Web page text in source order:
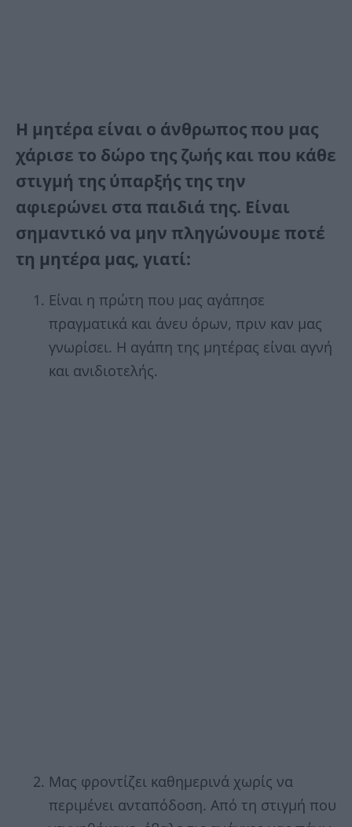
Η μητέρα είναι ο άνθρωπος που μας
χάρισε το δώρο της ζωής και που κάθε
στιγμή της ύπαρξής της την
αφιερώνει στα παιδιά της. Είναι
σημαντικό να μην πληγώνουμε ποτέ
τη μητέρα μας, γιατί:
Είναι η πρώτη που μας αγάπησε
πραγματικά και άνευ όρων, πριν καν μας
γνωρίσει. Η αγάπη της μητέρας είναι αγνή
και ανιδιοτελής.
Μας φροντίζει καθημερινά χωρίς να
περιμένει ανταπόδοση. Από τη στιγμή που